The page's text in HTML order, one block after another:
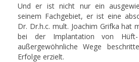
Und er ist nicht nur ein
seinem Fachgebiet, er ist eine
Dr. Dr.h.c. mult. Joachim Grifka hat
bei der Implantation von Hüft-
außergewöhnliche Wege
Erfolge erzielt.